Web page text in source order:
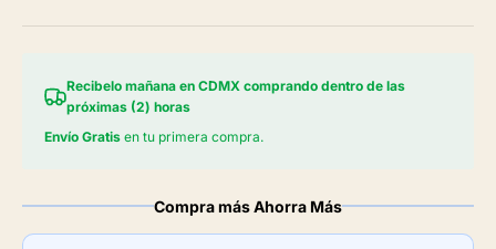
Recibelo mañana en CDMX comprando dentro de las
próximas (2) horas
Envío Gratis en tu primera compra.
Compra más Ahorra Más